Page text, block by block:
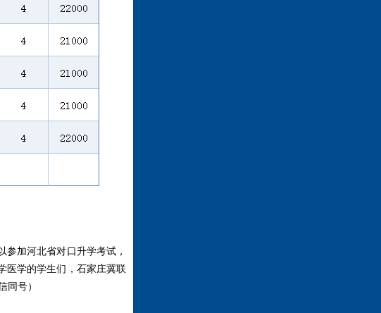
加河北省对口升学考试，
医学的学生们，石家庄冀联
同号）